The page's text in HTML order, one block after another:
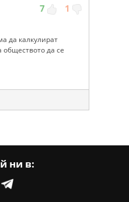
7 1
да калкулират
да се
ни в: